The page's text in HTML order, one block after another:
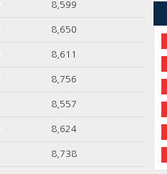
8,599
8,650
8,611
8,756
8,557
8,624
8,738